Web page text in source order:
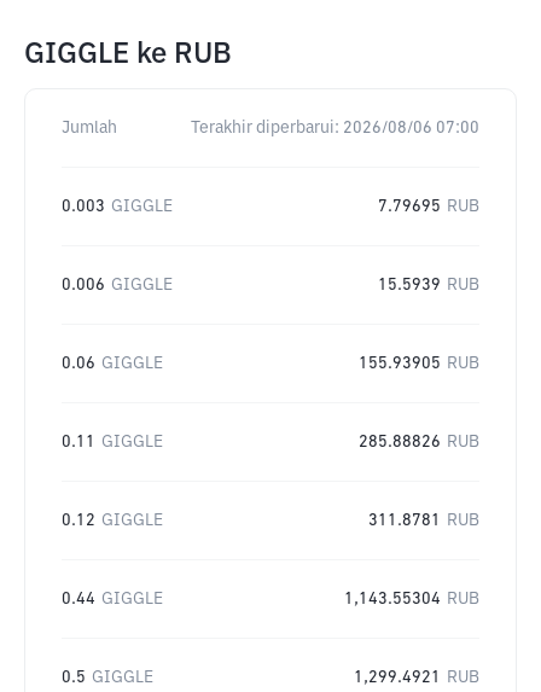
GIGGLE ke RUB
Jumlah Terakhir diperbarui: 2026/08/06 07:00
0.003 GIGGLE 7.79695 RUB
0.006 GIGGLE 15.5939 RUB
0.06 GIGGLE 155.93905 RUB
0.11 GIGGLE 285.88826 RUB
0.12 GIGGLE 311.8781 RUB
0.44 GIGGLE 1,143.55304 RUB
0.5 GIGGLE 1,299.4921 RUB